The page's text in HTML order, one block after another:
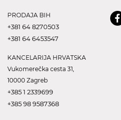
PRODAJA BIH
+381 64 8270503
+381 64 6453547
KANCELARIJA HRVATSKA
Vukomerečka cesta 31,
10000 Zagreb
+385 1 2339699
+385 98 9587368